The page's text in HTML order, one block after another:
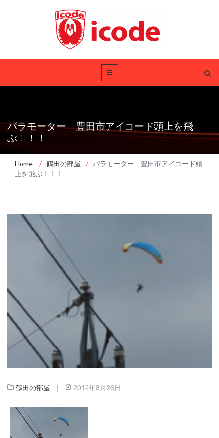
パラモーター 豊田市アイコード頭上を飛
ぶ！！！
Home / 鶴田の部屋 / パラモーター 豊田市アイコード頭
上を飛ぶ！！！
鶴田の部屋 | 2012年8月26日